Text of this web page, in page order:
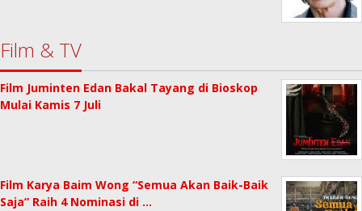
Film & TV
Film Juminten Edan Bakal Tayang di Bioskop
Mulai Kamis 7 Juli
Film Karya Baim Wong “Semua Akan Baik-Baik
Saja” Raih 4 Nominasi di …